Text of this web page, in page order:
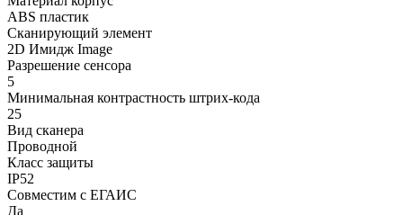
ABS пластик
Сканирующий элемент
2D Имидж Image
Разрешение сенсора
5
Минимальная контрастность штрих-кода
25
Вид сканера
Проводной
Класс защиты
IP52
Совместим с ЕГАИС
Да